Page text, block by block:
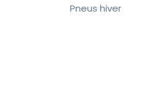
Pneus hiver